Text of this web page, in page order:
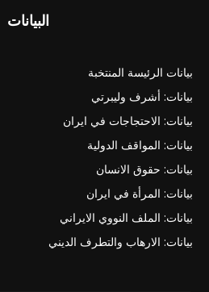
البيانات
بيانات الرئيسة المنتخبة
بيانات: أشرف وليبرتي
بيانات: الاحتجاجات في ايران
بيانات: المواقف الدولية
بيانات: حقوق الانسان
بيانات: المرأة في ايران
بيانات: الملف النووي الايراني
بيانات: الارهاب والتطرف الديني